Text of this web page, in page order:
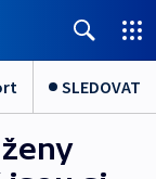
SLEDOVAT